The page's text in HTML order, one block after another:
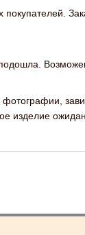
изделие